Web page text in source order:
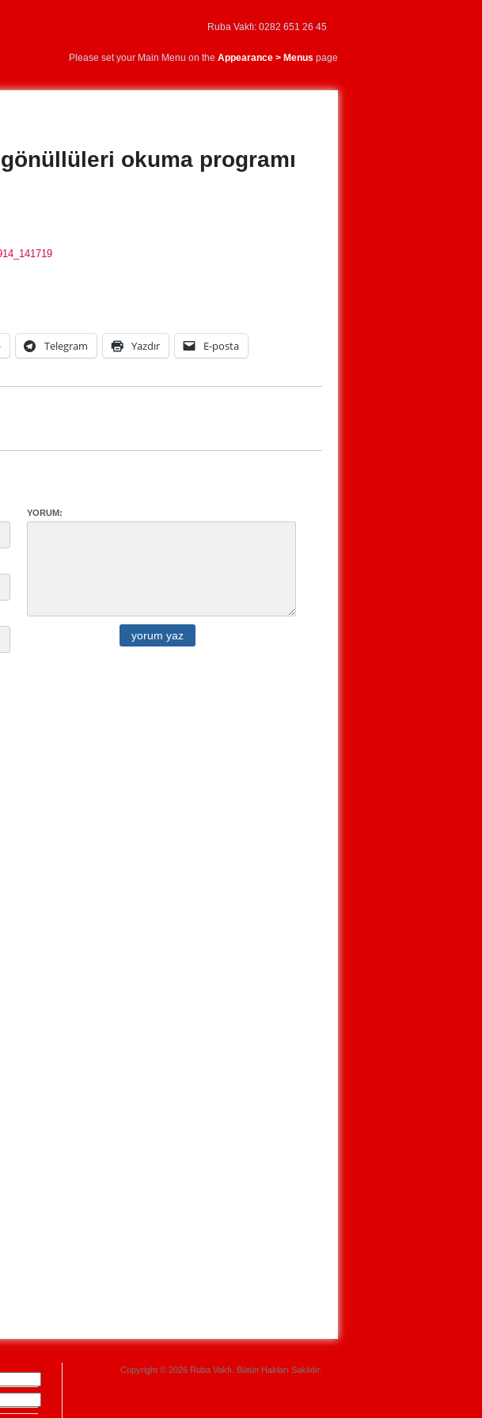
Ruba Vakfı: 0282 651 26 45
Please set your Main Menu on the Appearance > Menus page
gönüllüleri okuma programı
Telegram Yazdır E-posta
YORUM:
Copyright © 2026 Ruba Vakfı. Bütün Hakları Saklıdır.